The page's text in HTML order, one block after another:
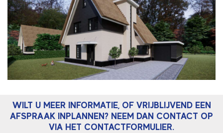
WILT U MEER INFORMATIE, OF VRIJBLIJVEND EEN
AFSPRAAK INPLANNEN? NEEM DAN CONTACT OP
VIA HET CONTACTFORMULIER.